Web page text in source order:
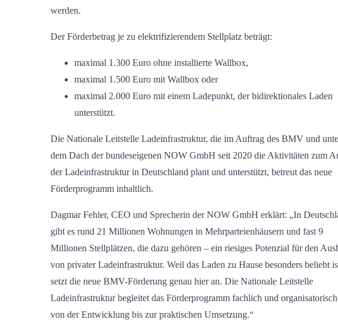
werden.
Der Förderbetrag je zu elektrifizierendem Stellplatz beträgt:
maximal 1.300 Euro ohne installierte Wallbox,
maximal 1.500 Euro mit Wallbox oder
maximal 2.000 Euro mit einem Ladepunkt, der bidirektionales Laden
unterstützt.
Die Nationale Leitstelle Ladeinfrastruktur, die im Auftrag des BMV und
dem Dach der bundeseigenen NOW GmbH seit 2020 die Aktivitäten zum
der Ladeinfrastruktur in Deutschland plant und unterstützt, betreut das neue
Förderprogramm inhaltlich.
Dagmar Fehler, CEO und Sprecherin der NOW GmbH erklärt: „In
gibt es rund 21 Millionen Wohnungen in Mehrparteienhäusern und fast 9
Millionen Stellplätzen, die dazu gehören – ein riesiges Potenzial für den
von privater Ladeinfrastruktur. Weil das Laden zu Hause besonders beliebt
setzt die neue BMV-Förderung genau hier an. Die Nationale Leitstelle
Ladeinfrastruktur begleitet das Förderprogramm fachlich und
von der Entwicklung bis zur praktischen Umsetzung.“